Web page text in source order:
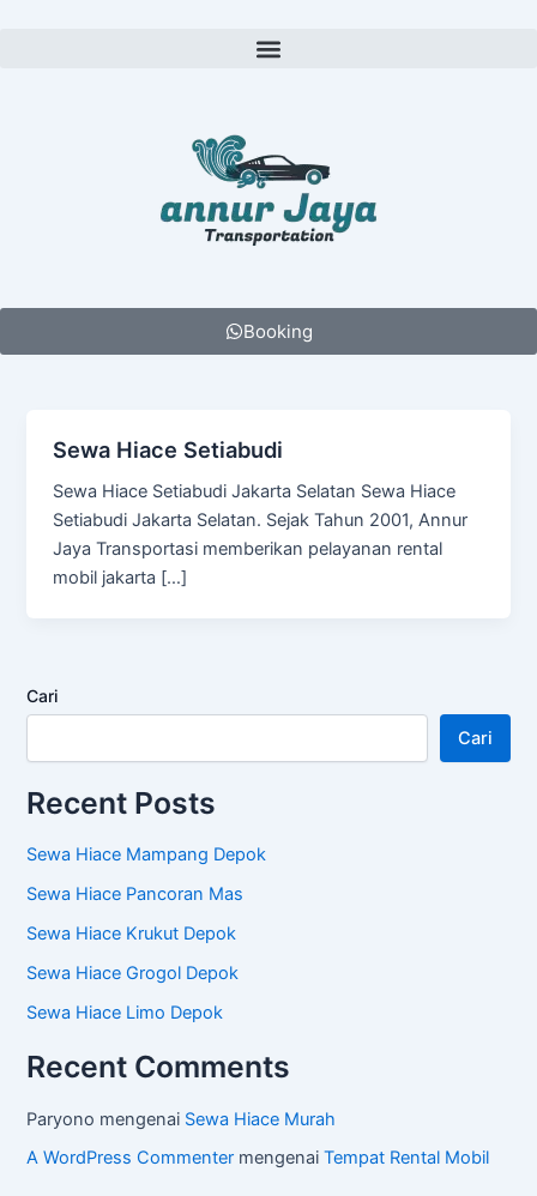
Menu
Booking
Sewa Hiace Setiabudi
Sewa Hiace Setiabudi Jakarta Selatan Sewa Hiace
Setiabudi Jakarta Selatan. Sejak Tahun 2001, Annur
Jaya Transportasi memberikan pelayanan rental
mobil jakarta […]
Cari
Cari
Recent Posts
Sewa Hiace Mampang Depok
Sewa Hiace Pancoran Mas
Sewa Hiace Krukut Depok
Sewa Hiace Grogol Depok
Sewa Hiace Limo Depok
Recent Comments
Paryono mengenai Sewa Hiace Murah
A WordPress Commenter mengenaiTempat Rental Mobil